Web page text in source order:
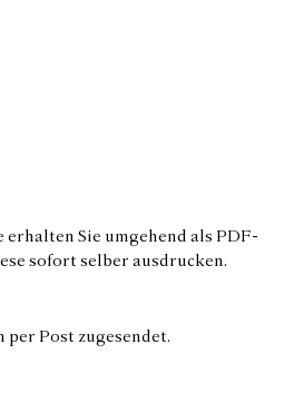
Sie umgehend als PDF-
sofort selber ausdrucken.
Post zugesendet.